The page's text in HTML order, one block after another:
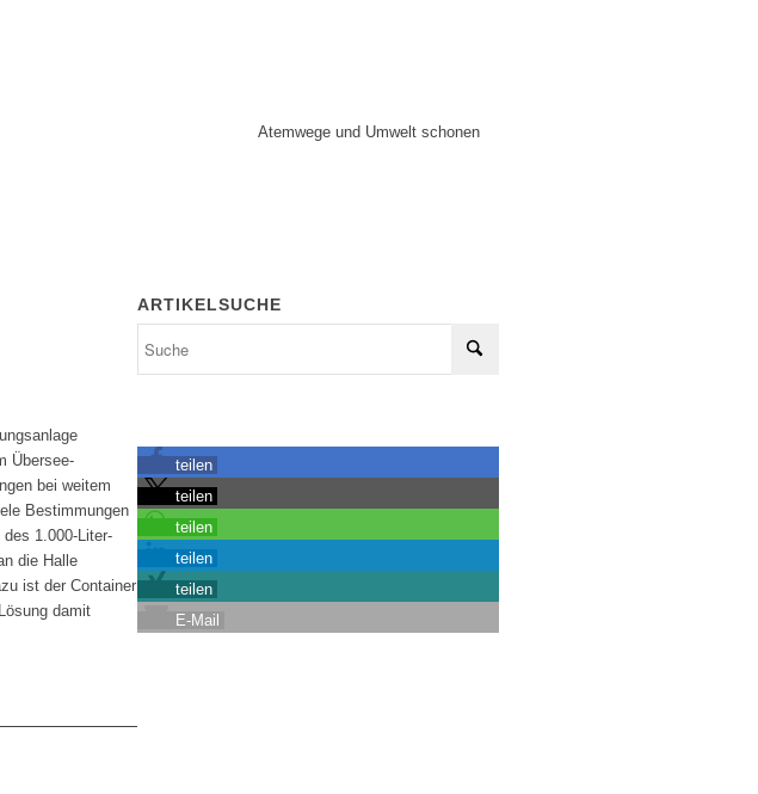
Atemwege und Umwelt schonen
Übersee-
bei weitem
Bestimmungen
1.000-Liter-
die Halle
ist der Container
damit
ARTIKELSUCHE
teilen
teilen
teilen
teilen
teilen
E-Mail